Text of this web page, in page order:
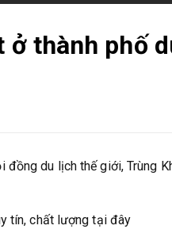
ở thành phố
đồng du lịch thế giới, Trùng
tín, chất lượng tại đây